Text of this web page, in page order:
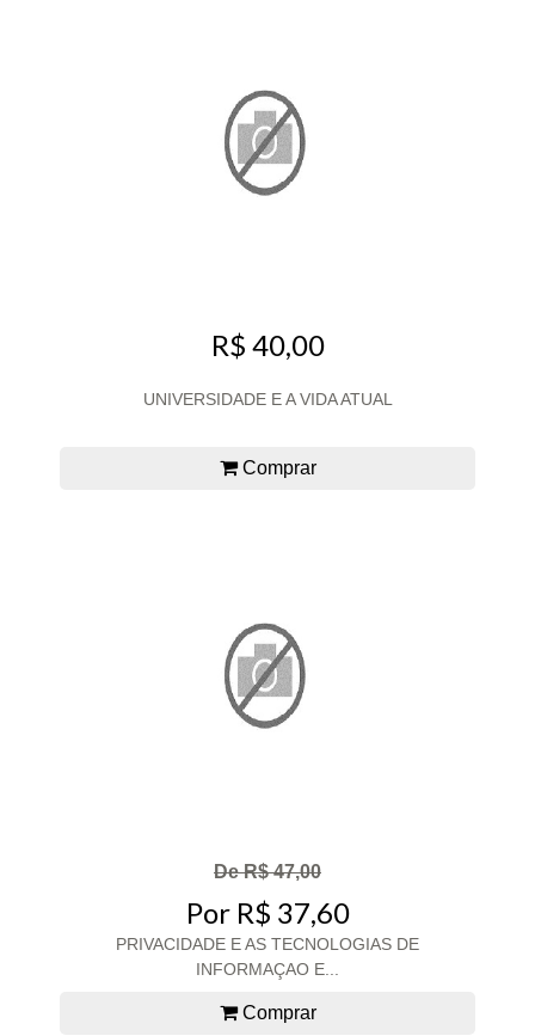
R$ 40,00
UNIVERSIDADE E A VIDA ATUAL
Comprar
De R$ 47,00
Por R$ 37,60
PRIVACIDADE E AS TECNOLOGIAS DE
INFORMAÇAO E...
Comprar